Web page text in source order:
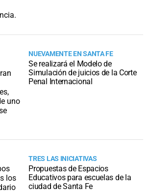
NUEVAMENTE EN SANTA FE
Se realizará el Modelo de
Simulación de juicios de la Corte
Penal Internacional
TRES LAS INICIATIVAS
Propuestas de Espacios
Educativos para escuelas de la
ciudad de Santa Fe